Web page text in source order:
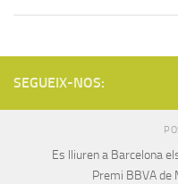
SEGUEIX-NOS:
Es lliuren a Barcelona
Premi BBVA de